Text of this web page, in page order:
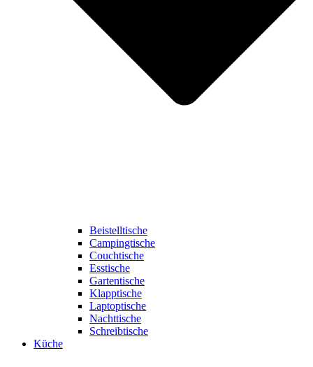
Beistelltische
Campingtische
Couchtische
Esstische
Gartentische
Klapptische
Laptoptische
Nachttische
Schreibtische
Küche